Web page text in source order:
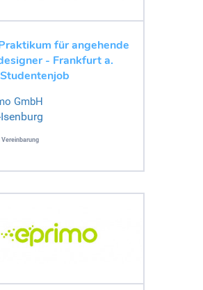
für angehende
- Frankfurt a.
GmbH
Vereinbarung